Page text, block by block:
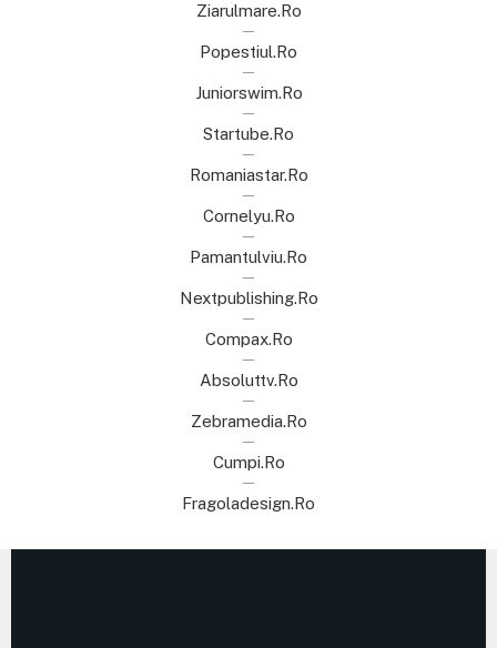
Ziarulmare.ro
Popestiul.ro
Juniorswim.ro
Startube.ro
Romaniastar.ro
Cornelyu.ro
Pamantulviu.ro
Nextpublishing.ro
Compax.ro
Absoluttv.ro
Zebramedia.ro
Cumpi.ro
Fragoladesign.ro